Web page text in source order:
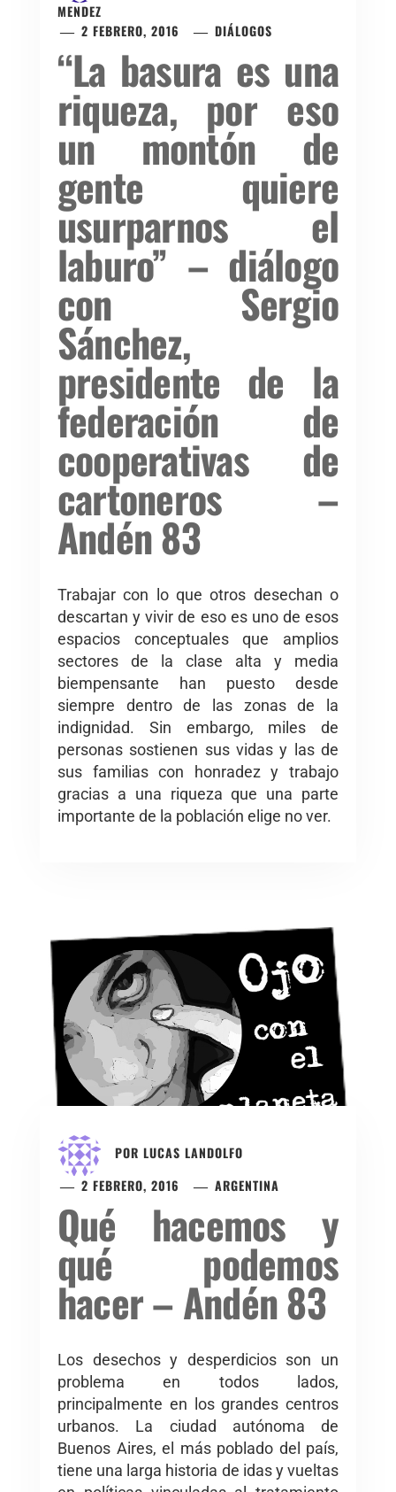
MENDEZ
2 FEBRERO, 2016
DIÁLOGOS
“La basura es una
riqueza, por eso
un montón de
gente quiere
usurparnos el
laburo” – diálogo
con Sergio
Sánchez,
presidente de la
federación de
cooperativas de
cartoneros –
Andén 83
Trabajar con lo que otros desechan o
descartan y vivir de eso es uno de esos
espacios conceptuales que amplios
sectores de la clase alta y media
biempensante han puesto desde
siempre dentro de las zonas de la
indignidad. Sin embargo, miles de
personas sostienen sus vidas y las de
sus familias con honradez y trabajo
gracias a una riqueza que una parte
importante de la población elige no ver.
POR LUCAS LANDOLFO
2 FEBRERO, 2016
ARGENTINA
Qué hacemos y
qué podemos
hacer – Andén 83
Los desechos y desperdicios son un
problema en todos lados,
principalmente en los grandes centros
urbanos. La ciudad autónoma de
Buenos Aires, el más poblado del país,
tiene una larga historia de idas y vueltas